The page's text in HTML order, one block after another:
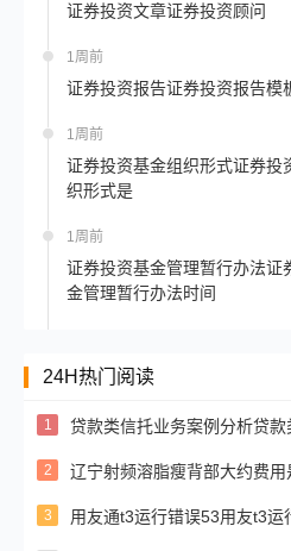
证券投资文章证券投资顾问
1周前
证券投资报告证券投资报告模
1周前
证券投资基金组织形式证券投
织形式是
1周前
证券投资基金管理暂行办法证
金管理暂行办法时间
24H热门阅读
1 贷款类信托业务案例分析贷
2 辽宁射频溶脂瘦背部大约费
3 用友通t3运行错误53用友t3运